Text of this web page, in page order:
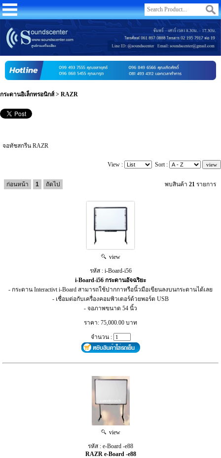
กระดานอิเล็กทรอนิกส์> RAZR
จอทัชสกรีน RAZR
View : Sort :
ก่อนหน้า 1 ถัดไป พบสินค้า 21 รายการ
view
รหัส : i-Board-i56
i-Board-i56 กระดานอัจฉริยะ
- กระดาน Interactivt i-Board สามารถใช้ปากกาหรือนิ้วมือเขียนลงบนกระดานได้เลย
- เชื่อมต่อกับเครื่องคอมพิวเตอร์ด้วยพอร์ต USB
- จอภาพขนาด 54 นิ้ว
ราคา: 75,000.00 บาท
จำนวน :
view
รหัส : e-Board -e88
RAZR e-Board -e88